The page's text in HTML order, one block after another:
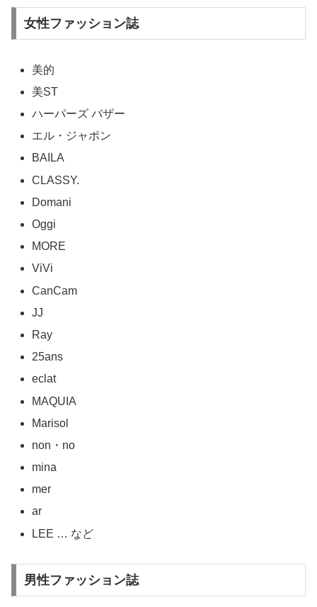
女性ファッション誌
美的
美ST
ハーパーズ バザー
エル・ジャポン
BAILA
CLASSY.
Domani
Oggi
MORE
ViVi
CanCam
JJ
Ray
25ans
eclat
MAQUIA
Marisol
non・no
mina
mer
ar
LEE … など
男性ファッション誌